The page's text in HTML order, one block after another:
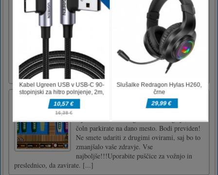
Simulator tovornjakov za avto
Car Car Truck Simulator Game je zabavna in
zahtevna igra za vožnjo s tovornjaki. Vozite
tovornjak za prevoz avtomobilov po čudovitih
nivojih in prevažajte super hitre luksuzne
avtomobile iz enega mesta v drugo. V tej
razburljivi igri vožnje s tovornjaki se počutite
kot pravi avto [...]
Klasično parkiranje z ladjo
Ali vam je všeč vožnja z ladjico? Potem je
kljubovalno všeč ta igra. Vaša naloga je, da
čoln parkirate na dano mesto. Bodi previden!
Ne smete udariti z drugimi ovirami, saj bo to
zmanjšalo vaše zdravje. Vse
najboljše!!!Uporabite puščice za vožnjo in
preslednico, da zavirate. [...]